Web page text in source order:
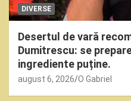
DIVERSE
Desertul de vară
Dumitrescu: se
ingrediente puține.
august 6, 2026 O Gabriel